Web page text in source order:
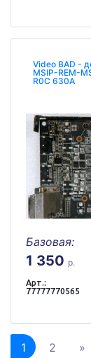
Video BAD -
MSIP-REM-
R0C 630A
Базовая:
1 350 р.
Арт.:
77777770565
1 2 »